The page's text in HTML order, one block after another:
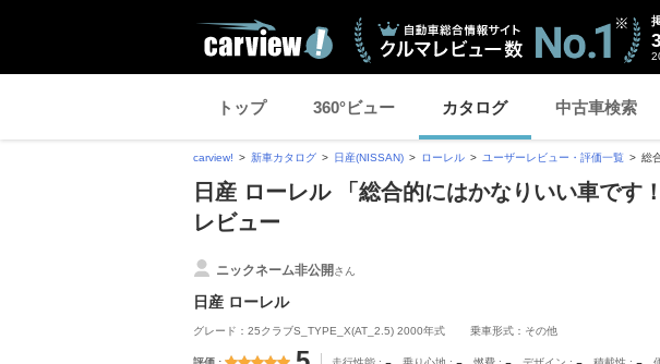
トップ 360°ビュー カタログ 中古車検索
carview! 新車カタログ 日産(NISSAN) ローレル ユーザーレビュー・評価一覧 総
日産 ローレル 「総合的にはかなりいい車です
レビュー
ニックネーム非公開さん
日産 ローレル
グレード：25クラブS_TYPE_X(AT_2.5) 2000年式 乗車形式：その他